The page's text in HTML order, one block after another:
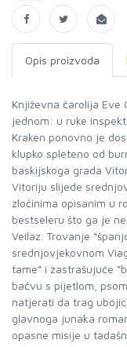
Opis proizvoda
Književna čarolija Eve
jednom: u ruke
Kraken ponovno je
klupko spleteno od
baskijskoga grada
Vitoriju slijede
zločinima opisanim u
bestseleru što ga je
Veilaz. Trovanje
srednjovjekovnom
tame” i zastrašujuće
bačvu s pijetlom,
natjerati da trag
glavnoga junaka
opasne misije u